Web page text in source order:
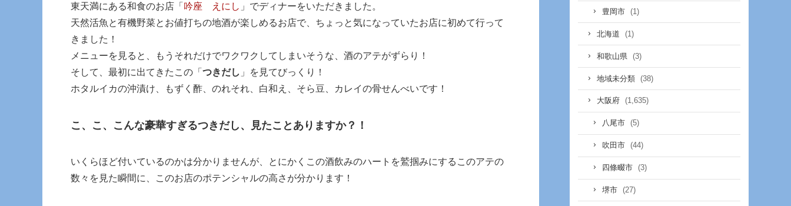
東天満にある和食のお店「 吟座 えにし 」でディナーをいただきました。
天然活魚と有機野菜とお値打ちの地酒が楽しめるお店で、ちょっと気になっていたお店に初めて行って
きました！
メニューを見ると、もうそれだけでワクワクしてしまいそうな、酒のアテがずらり！
そして、最初に出てきたこの「 つきだし 」を見てびっくり！
ホタルイカの沖漬け、もずく酢、のれそれ、白和え、そら豆、カレイの骨せんべいです！
こ、こ、こんな豪華すぎるつきだし、見たことありますか？！
いくらほど付いているのかは分かりませんが、とにかくこの酒飲みのハートを鷲掴みにするこのアテの
数々を見た瞬間に、このお店のポテンシャルの高さが分かります！
豊岡市 (1)
北海道 (1)
和歌山県 (3)
地域未分類 (38)
大阪府 (1,635)
八尾市 (5)
吹田市 (44)
四條畷市 (3)
堺市 (27)